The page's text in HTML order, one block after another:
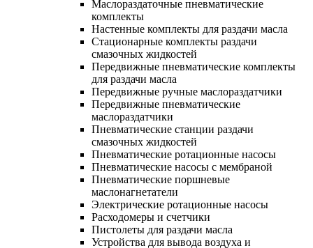
Маслораздаточные пневматические
комплекты
Настенные комплекты для раздачи масла
Стационарные комплекты раздачи
смазочных жидкостей
Передвижные пневматические комплекты
для раздачи масла
Передвижные ручные маслораздатчики
Передвижные пневматические
маслораздатчики
Пневматические станции раздачи
смазочных жидкостей
Пневматические ротационные насосы
Пневматические насосы с мембраной
Пневматические поршневые
маслонагнетатели
Электрические ротационные насосы
Расходомеры и счетчики
Пистолеты для раздачи масла
Устройства для вывода воздуха и